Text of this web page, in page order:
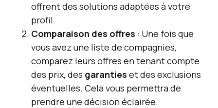
offrent des solutions adaptées à votre
profil.
Comparaison des offres : Une fois que
vous avez une liste de compagnies,
comparez leurs offres en tenant compte
des prix, des garanties et des exclusions
éventuelles. Cela vous permettra de
prendre une décision éclairée.